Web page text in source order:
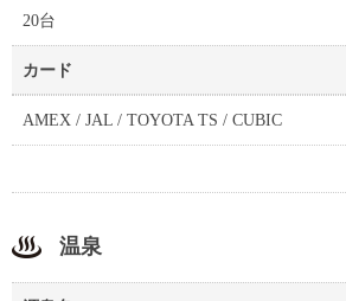
20台
カード
AMEX / JAL / TOYOTA TS / CUBIC
温泉